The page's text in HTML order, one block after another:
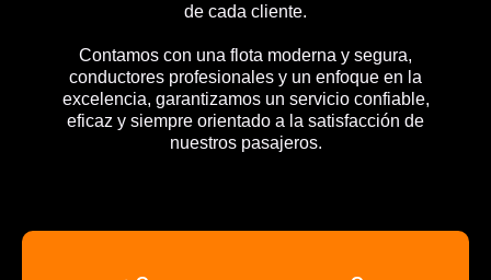
de cada cliente.
Contamos con una flota moderna y segura,
conductores profesionales y un enfoque en la
excelencia, garantizamos un servicio confiable,
eficaz y siempre orientado a la satisfacción de
nuestros pasajeros.